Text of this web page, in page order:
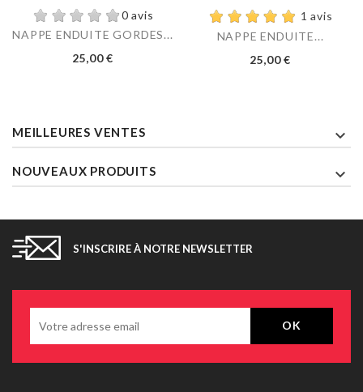
0 avis
NAPPE ENDUITE GORDES...
Prix
25,00 €
1 avis
NAPPE ENDUITE...
Prix
25,00 €
MEILLEURES VENTES 
NOUVEAUX PRODUITS 
S'INSCRIRE À NOTRE NEWSLETTER